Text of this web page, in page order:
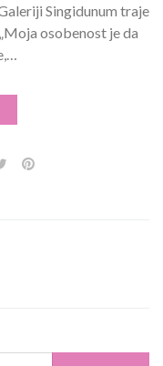
Singidunum traje
osobenost je da